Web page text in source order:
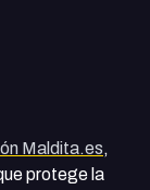
Maldita.es,
protege la